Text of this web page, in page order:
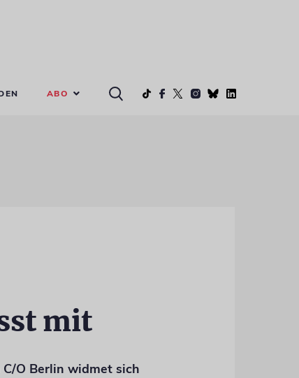
ABO
mit
O Berlin widmet sich